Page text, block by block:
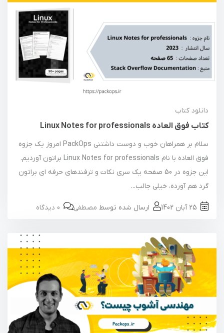
دانلود کتاب
کتاب فوق العاده Linux Notes for professionals
سلام بر همراهان خوب و دوست داشتنی PackOps امروز یک جزوه
فوق العاده با نام Linux Notes for professionals براتون آوردیم.
این جزوه در 50 صفحه یک سری نکات و ترفندهای حرفه ای براتون
گرد هم آورده، خیلی جالب...
ارسال شده توسط مصطفی 0 دیدگاه